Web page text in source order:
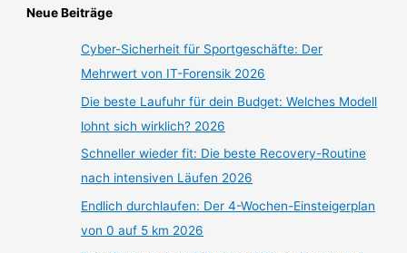
Neue Beiträge
Cyber-Sicherheit für Sportgeschäfte: Der
Mehrwert von IT-Forensik 2026
Die beste Laufuhr für dein Budget: Welches Modell
lohnt sich wirklich? 2026
Schneller wieder fit: Die beste Recovery-Routine
nach intensiven Läufen 2026
Endlich durchlaufen: Der 4-Wochen-Einsteigerplan
von 0 auf 5 km 2026